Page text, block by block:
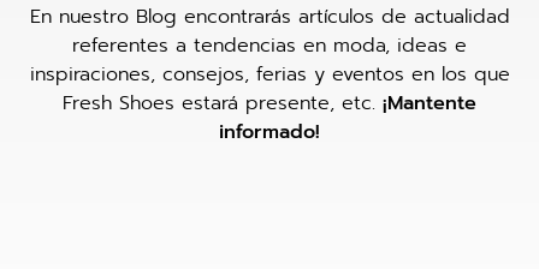
En nuestro Blog encontrarás artículos de actualidad
referentes a tendencias en moda, ideas e
inspiraciones, consejos, ferias y eventos en los que
Fresh Shoes estará presente, etc. ¡Mantente
informado!